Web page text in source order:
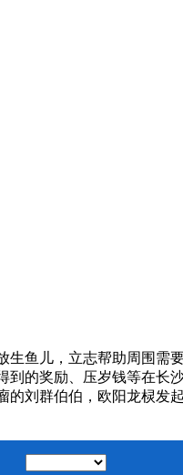
儿，立志帮助周围需
的奖励、压岁钱等在长
刘群伯伯，欧阳龙棂发